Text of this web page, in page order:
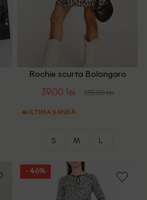
Rochie scurta Bolongaro
39.00 lei 135.00 lei
ULTIMA ȘANSĂ
S M L
- 46%